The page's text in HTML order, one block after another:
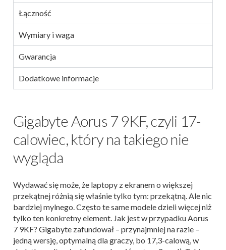
Łączność
Wymiary i waga
Gwarancja
Dodatkowe informacje
Gigabyte Aorus 7 9KF, czyli 17-
calowiec, który na takiego nie
wygląda
Wydawać się może, że laptopy z ekranem o większej
przekątnej różnią się właśnie tylko tym: przekątną. Ale nic
bardziej mylnego. Często te same modele dzieli więcej niż
tylko ten konkretny element. Jak jest w przypadku Aorus
7 9KF? Gigabyte zafundował – przynajmniej na razie –
jedną wersję, optymalną dla graczy, bo 17,3-calową, w